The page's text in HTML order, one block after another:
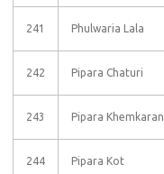
241 Phulwaria Lala
242 Pipara Chaturi
243 Pipara Khemkaran
244 Pipara Kot